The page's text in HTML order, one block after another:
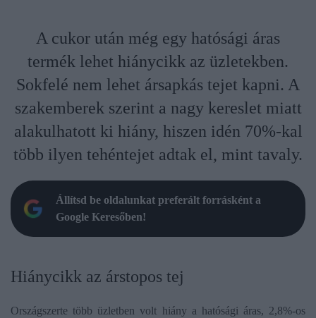
A cukor után még egy hatósági áras
termék lehet hiánycikk az üzletekben.
Sokfelé nem lehet ársapkás tejet kapni. A
szakemberek szerint a nagy kereslet miatt
alakulhatott ki hiány, hiszen idén 70%-kal
több ilyen tehéntejet adtak el, mint tavaly.
Állítsd be oldalunkat preferált forrásként a
Google Keresőben!
Hiánycikk az árstopos tej
Országszerte több üzletben volt hiány a hatósági áras, 2,8%-os